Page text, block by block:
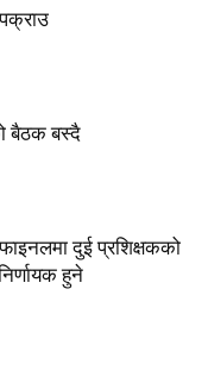
बैठक बस्दै
दुई प्रशिक्षकको
हुने